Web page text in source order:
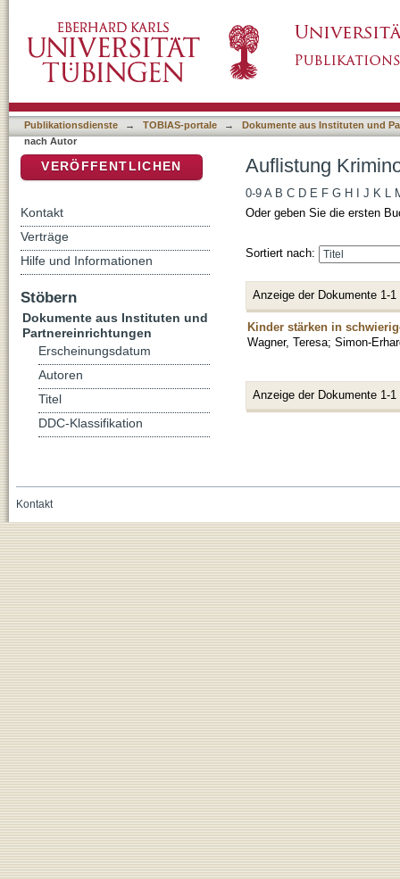
Publikationsdienste → TOBIAS-portale →
Dokumente aus Instituten und
nach Autor
Auflistung
0-9 A B C D E F G H J K L
Oder geben Sie die ersten
Sortiert nach:
Anzeige der Dokumente 1-1
Kinder stärken in
Wagner, Teresa; Simon-
Anzeige der Dokumente 1-1
VERÖFFENTLICHEN
Kontakt
Verträge
Hilfe und Informationen
Stöbern
Dokumente aus Instituten und
Partnereinrichtungen
Erscheinungsdatum
Autoren
Titel
DDC-Klassifikation
Kontakt